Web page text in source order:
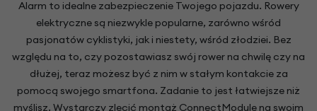
Alarm to idealne zabezpieczenie Twojego pojazdu. Rowery
elektryczne są niezwykle popularne, zarówno wśród
pasjonatów cyklistyki, jak i niestety, wśród złodziei. Bez
względu na to, czy pozostawiasz swój rower na chwilę czy na
dłużej, teraz możesz być z nim w stałym kontakcie za
pomocą swojego smartfona. Zadanie to jest łatwiejsze niż
myślisz. Wystarczy zlecić montaż ConnectModule na swoim